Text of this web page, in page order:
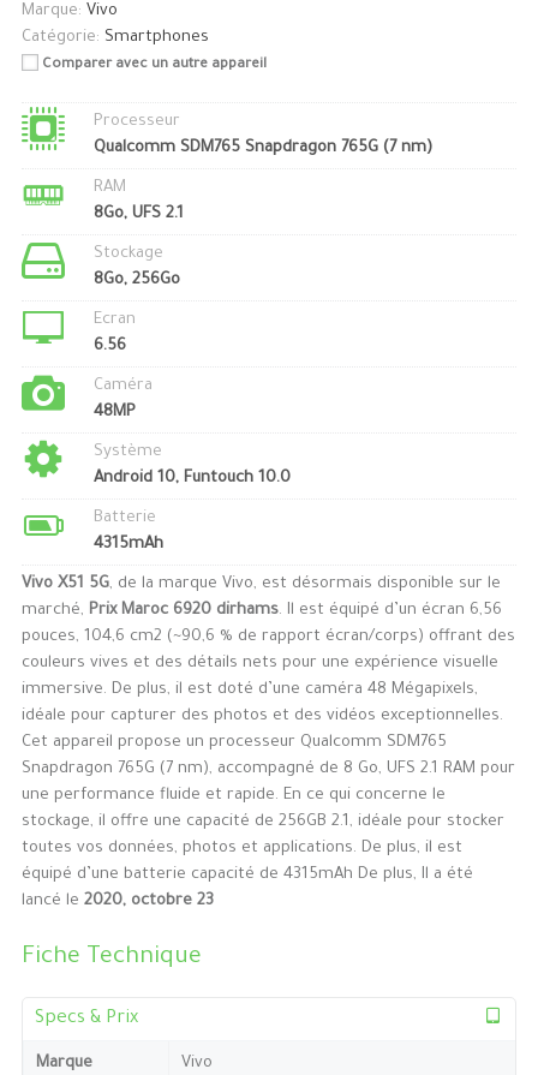
Marque: Vivo
Catégorie: Smartphones
Comparer avec un autre appareil
Processeur
Qualcomm SDM765 Snapdragon 765G (7 nm)
RAM
8Go, UFS 2.1
Stockage
8Go, 256Go
Ecran
6.56
Caméra
48MP
Système
Android 10, Funtouch 10.0
Batterie
4315mAh
Vivo X51 5G, de la marque Vivo, est désormais disponible sur le
marché, Prix Maroc 6920 dirhams. Il est équipé d’un écran 6,56
pouces, 104,6 cm2 (~90,6 % de rapport écran/corps) offrant des
couleurs vives et des détails nets pour une expérience visuelle
immersive. De plus, il est doté d’une caméra 48 Mégapixels,
idéale pour capturer des photos et des vidéos exceptionnelles.
Cet appareil propose un processeur Qualcomm SDM765
Snapdragon 765G (7 nm), accompagné de 8 Go, UFS 2.1 RAM pour
une performance fluide et rapide. En ce qui concerne le
stockage, il offre une capacité de 256GB 2.1, idéale pour stocker
toutes vos données, photos et applications. De plus, il est
équipé d’une batterie capacité de 4315mAh De plus, Il a été
lancé le 2020, octobre 23
Fiche Technique
Specs & Prix
Marque Vivo